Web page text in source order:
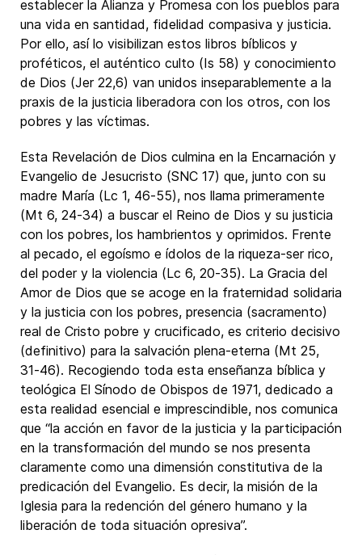
establecer la Alianza y Promesa con los pueblos para
una vida en santidad, fidelidad compasiva y justicia.
Por ello, así lo visibilizan estos libros bíblicos y
proféticos, el auténtico culto (Is 58) y conocimiento
de Dios (Jer 22,6) van unidos inseparablemente a la
praxis de la justicia liberadora con los otros, con los
pobres y las víctimas.
Esta Revelación de Dios culmina en la Encarnación y
Evangelio de Jesucristo (SNC 17) que, junto con su
madre María (Lc 1, 46-55), nos llama primeramente
(Mt 6, 24-34) a buscar el Reino de Dios y su justicia
con los pobres, los hambrientos y oprimidos. Frente
al pecado, el egoísmo e ídolos de la riqueza-ser rico,
del poder y la violencia (Lc 6, 20-35). La Gracia del
Amor de Dios que se acoge en la fraternidad solidaria
y la justicia con los pobres, presencia (sacramento)
real de Cristo pobre y crucificado, es criterio decisivo
(definitivo) para la salvación plena-eterna (Mt 25,
31-46). Recogiendo toda esta enseñanza bíblica y
teológica El Sínodo de Obispos de 1971, dedicado a
esta realidad esencial e imprescindible, nos comunica
que “la acción en favor de la justicia y la participación
en la transformación del mundo se nos presenta
claramente como una dimensión constitutiva de la
predicación del Evangelio. Es decir, la misión de la
Iglesia para la redención del género humano y la
liberación de toda situación opresiva”.